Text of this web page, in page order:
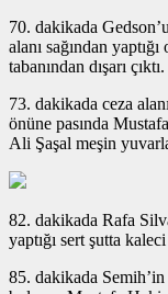
70. dakikada
alanı sağından
tabanından dışarı çıktı.
73. dakikada ceza
önüne pasında
Ali Şaşal meşin
82. dakikada Rafa
yaptığı sert şutta
85. dakikada Semih’in